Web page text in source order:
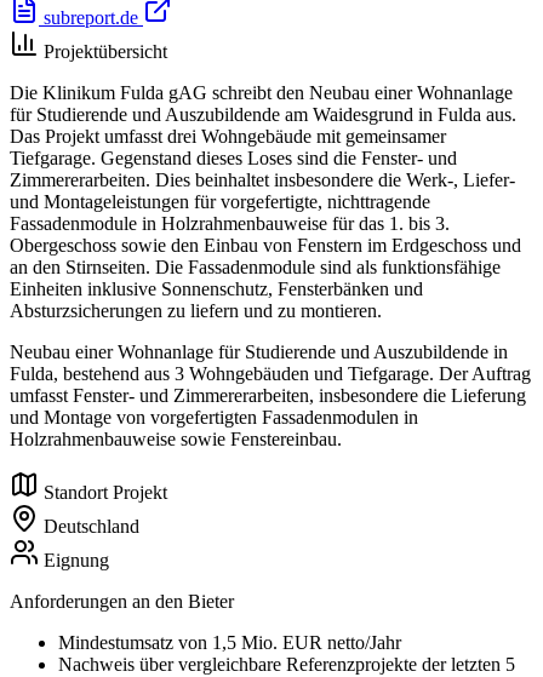
subreport.de
Projektübersicht
Die Klinikum Fulda gAG schreibt den Neubau einer Wohnanlage
für Studierende und Auszubildende am Waidesgrund in Fulda aus.
Das Projekt umfasst drei Wohngebäude mit gemeinsamer
Tiefgarage. Gegenstand dieses Loses sind die Fenster- und
Zimmererarbeiten. Dies beinhaltet insbesondere die Werk-, Liefer-
und Montageleistungen für vorgefertigte, nichttragende
Fassadenmodule in Holzrahmenbauweise für das 1. bis 3.
Obergeschoss sowie den Einbau von Fenstern im Erdgeschoss und
an den Stirnseiten. Die Fassadenmodule sind als funktionsfähige
Einheiten inklusive Sonnenschutz, Fensterbänken und
Absturzsicherungen zu liefern und zu montieren.
Neubau einer Wohnanlage für Studierende und Auszubildende in
Fulda, bestehend aus 3 Wohngebäuden und Tiefgarage. Der Auftrag
umfasst Fenster- und Zimmererarbeiten, insbesondere die Lieferung
und Montage von vorgefertigten Fassadenmodulen in
Holzrahmenbauweise sowie Fenstereinbau.
Standort Projekt
Deutschland
Eignung
Anforderungen an den Bieter
Mindestumsatz von 1,5 Mio. EUR netto/Jahr
Nachweis über vergleichbare Referenzprojekte der letzten 5